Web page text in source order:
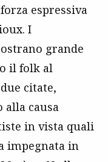
espressiva
I
grande
il folk al
citate,
causa
in vista quali
impegnata in